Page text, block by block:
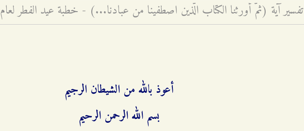
تفسير آية (ثمّ أورثنا الكتاب الّذين اصطفينا من عبادنا...) - خطبة عيد الفطر لعام ۱٤۲٩هـ ق
أعوذ بالله من الشيطان الرجيم
بسم الله الرحمن الرحيم